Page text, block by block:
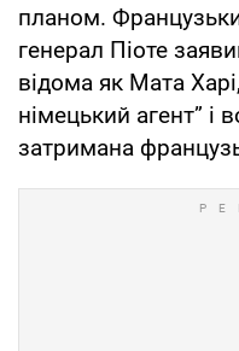
планом.
генерал Піоте
відома як Мата
німецький агент” і
затримана